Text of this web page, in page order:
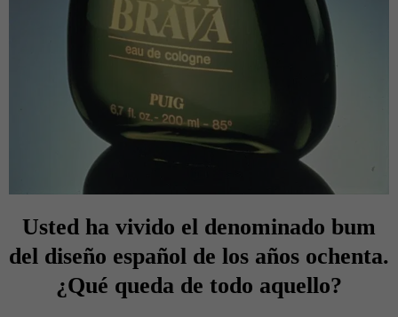
Usted ha vivido el denominado bum
del diseño español de los años ochenta.
¿Qué queda de todo aquello?